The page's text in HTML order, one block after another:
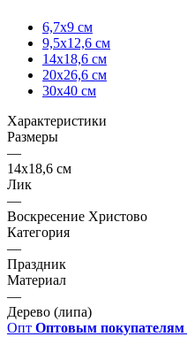
6,7х9 см
9,5х12,6 см
14х18,6 см
20х26,6 см
30х40 см
Характеристики
Размеры
—
14х18,6 см
Лик
—
Воскресение Христово
Категория
—
Праздник
Материал
—
Дерево (липа)
Опт Оптовым покупателям